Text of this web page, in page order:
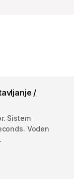
/
Sistem
Voden